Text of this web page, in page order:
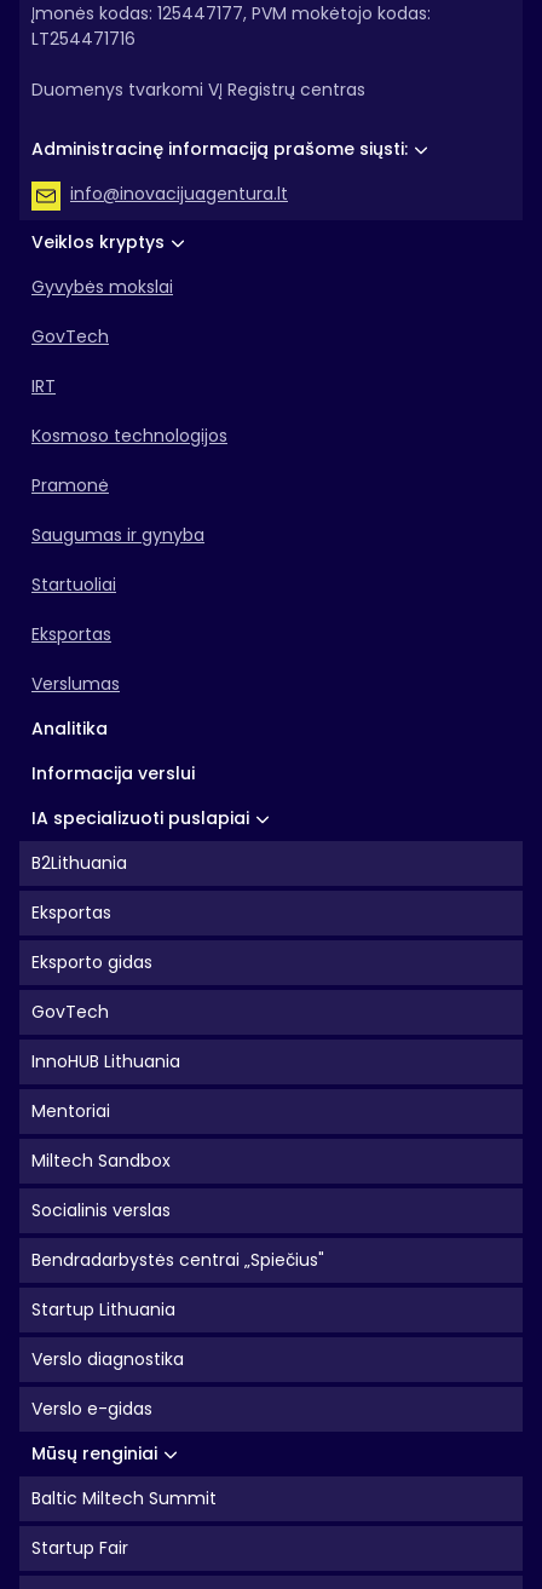
Veiklos kryptys
Gyvybės mokslai
GovTech
IRT
Kosmoso technologijos
Pramonė
Saugumas ir gynyba
Startuoliai
Eksportas
Verslumas
Analitika
Informacija verslui
IA specializuoti puslapiai
B2Lithuania
Eksportas
Eksporto gidas
GovTech
InnoHUB Lithuania
Mentoriai
Miltech Sandbox
Socialinis verslas
Bendradarbystės centrai „Spiečius"
Startup Lithuania
Verslo diagnostika
Verslo e-gidas
Mūsų renginiai
Baltic Miltech Summit
Startup Fair
Įmonės kodas: 125447177, PVM mokėtojo kodas:
LT254471716
Duomenys tvarkomi VĮ Registrų centras
Administracinę informaciją prašome siųsti:
info@inovacijuagentura.lt